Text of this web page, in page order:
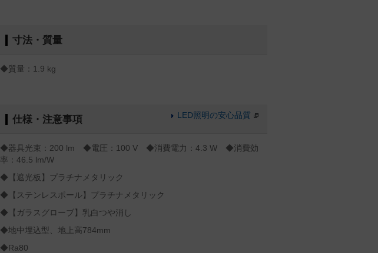
寸法・質量
◆質量：1.9 kg
仕様・注意事項 LED照明の安心品質
◆器具光束：200 lm ◆電圧：100 V ◆消費電力：4.3 W ◆消費効
率：46.5 lm/W
◆【遮光板】プラチナメタリック
◆【ステンレスポール】プラチナメタリック
◆【ガラスグローブ】乳白つや消し
◆地中埋込型、地上高784mm
◆Ra80